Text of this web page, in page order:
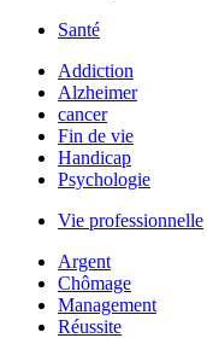
Santé
Addiction
Alzheimer
cancer
Fin de vie
Handicap
Psychologie
Vie professionnelle
Argent
Chômage
Management
Réussite